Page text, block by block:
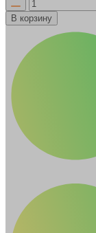
В корзину